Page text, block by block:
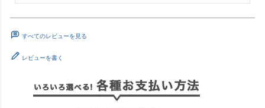
すべてのレビューを見る
レビューを書く